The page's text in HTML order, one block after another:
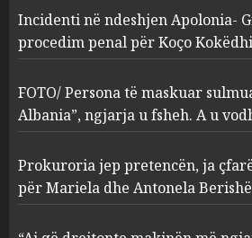
3
FOTO/
sulmuan
ngjarja u
serverat?
MARCH 25, 2025
Prokuroria
çfarë
Incidenti në ndeshjen Apolonia-
procedim penal për Koço
FOTO/ Persona të maskuar
Albania”, ngjarja u fsheh. A u
Prokuroria jep pretencën, ja
për Mariela dhe Antonela